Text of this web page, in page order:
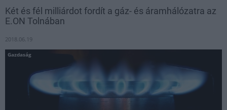
Két és fél milliárdot fordít a gáz- és áramhálózatra az
E.ON Tolnában
2018.06.19
Gazdaság